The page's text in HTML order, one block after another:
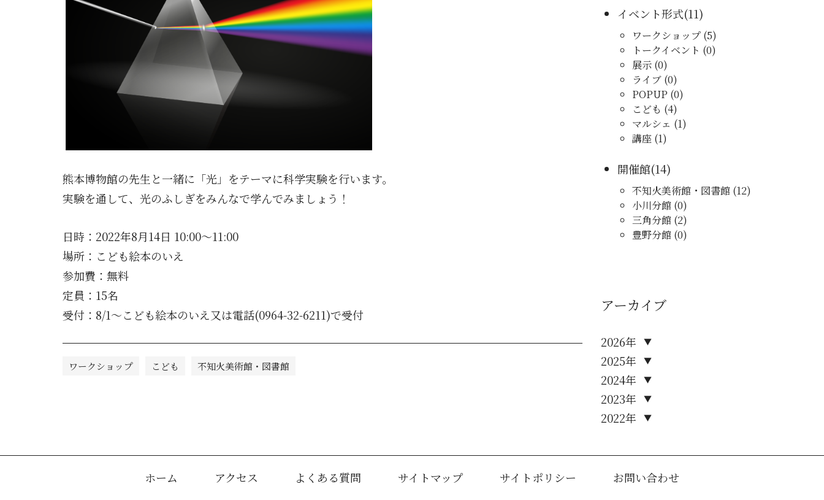
熊本博物館の先生と一緒に「光」をテーマに科学実験を行います。
実験を通して、光のふしぎをみんなで学んでみましょう！
日時：2022年8月14日 10:00～11:00
場所：こども絵本のいえ
参加費：無料
定員：15名
受付：8/1～こども絵本のいえ又は電話(0964-32-6211)で受付
ワークショップ こども 不知火美術館・図書館
イベント形式(11)
ワークショップ (5)
トークイベント (0)
展示 (0)
ライブ (0)
POPUP (0)
こども (4)
マルシェ (1)
講座 (1)
開催館(14)
不知火美術館・図書館 (12)
小川分館 (0)
三角分館 (2)
豊野分館 (0)
アーカイブ
2022年 ▼
2023年 ▼
2024年 ▼
2025年 ▼
2026年 ▼
ホーム アクセス よくある質問 サイトマップ サイトポリシー お問い合わせ